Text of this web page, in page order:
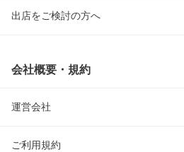
出店をご検討の方へ
会社概要・規約
運営会社
ご利用規約